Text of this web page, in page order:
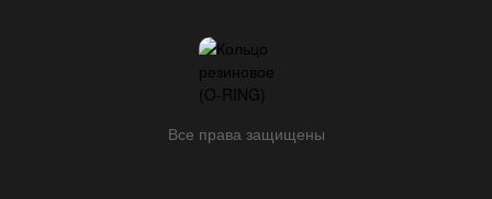
Все права защищены